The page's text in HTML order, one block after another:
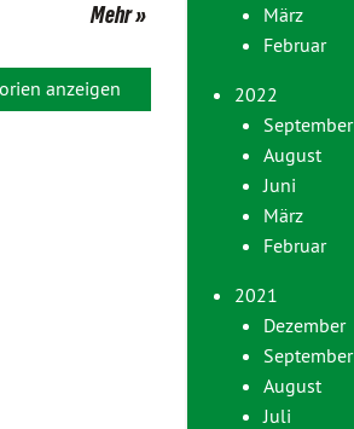
Mehr
anzeigen
März
Februar
2022
September
August
Juni
März
Februar
2021
Dezember
September
August
Juli